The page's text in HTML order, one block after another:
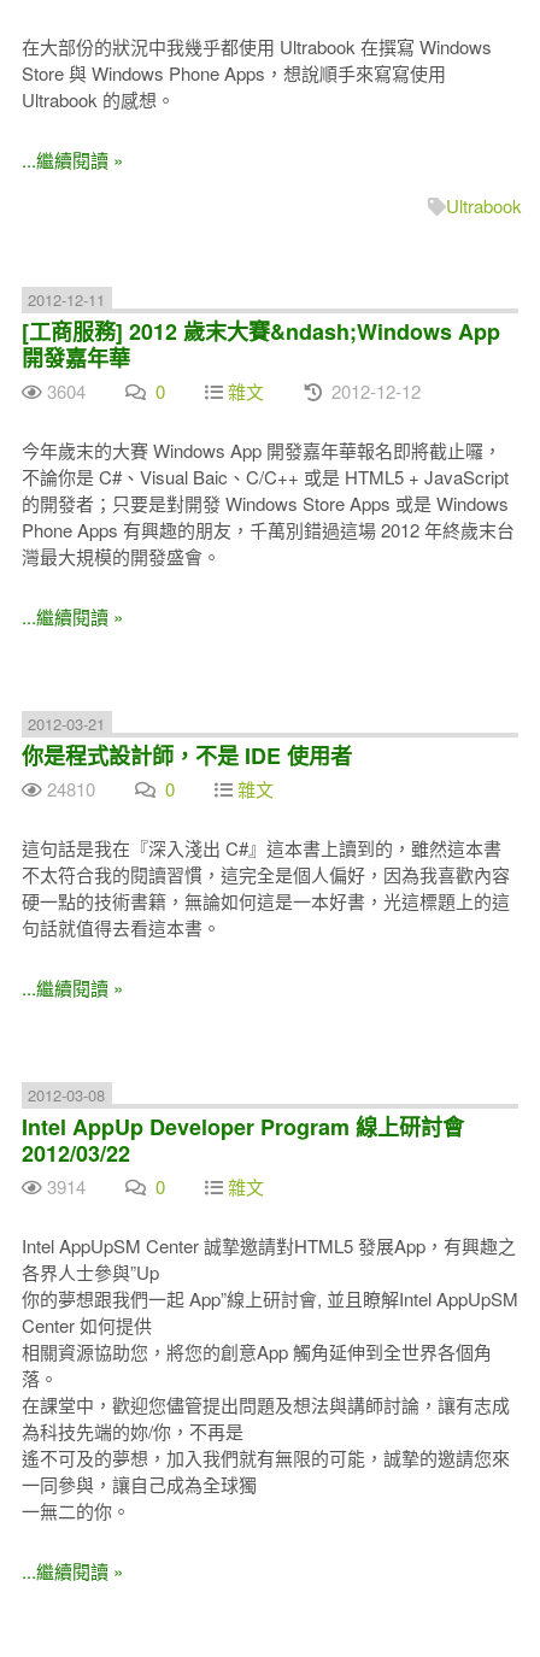
在大部份的狀況中我幾乎都使用 Ultrabook 在撰寫 Windows
Store 與 Windows Phone Apps，想說順手來寫寫使用
Ultrabook 的感想。
...繼續閱讀 »
Ultrabook
2012-12-11
[工商服務] 2012 歲末大賽&ndash;Windows App
開發嘉年華
3604 0 雜文 2012-12-12
今年歲末的大賽 Windows App 開發嘉年華報名即將截止囉，
不論你是 C#、Visual Baic、C/C++ 或是 HTML5 + JavaScript
的開發者；只要是對開發 Windows Store Apps 或是 Windows
Phone Apps 有興趣的朋友，千萬別錯過這場 2012 年終歲末台
灣最大規模的開發盛會。
...繼續閱讀 »
2012-03-21
你是程式設計師，不是 IDE 使用者
24810 0 雜文
這句話是我在『深入淺出 C#』這本書上讀到的，雖然這本書
不太符合我的閱讀習慣，這完全是個人偏好，因為我喜歡內容
硬一點的技術書籍，無論如何這是一本好書，光這標題上的這
句話就值得去看這本書。
...繼續閱讀 »
2012-03-08
Intel AppUp Developer Program 線上研討會
2012/03/22
3914 0 雜文
Intel AppUpSM Center 誠摯邀請對HTML5 發展App，有興趣之
各界人士參與”Up
你的夢想跟我們一起 App”線上研討會, 並且瞭解Intel AppUpSM
Center 如何提供
相關資源協助您，將您的創意App 觸角延伸到全世界各個角
落。
在課堂中，歡迎您儘管提出問題及想法與講師討論，讓有志成
為科技先端的妳/你，不再是
遙不可及的夢想，加入我們就有無限的可能，誠摯的邀請您來
一同參與，讓自己成為全球獨
一無二的你。
...繼續閱讀 »